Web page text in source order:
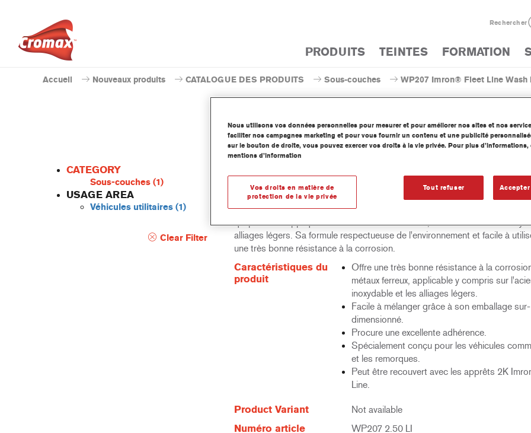
Rechercher
PRODUITS TEINTES FORMATION
Accueil Nouveaux produits CATALOGUE DES PRODUITS Sous-couches WP207 Imron® Fleet Line Wash
CATEGORY
Sous-couches (1)
USAGE AREA
Véhicules utilitaires (1)
Clear Filter
WP207 Imron® Fleet Line Wash
Imron Fleet Line Wash Primer WP207 est un primaire d'accrochage sans
qui peut être appliqué sur tous les métaux ferreux, notamment l'acier
alliages légers. Sa formule respectueuse de l'environnement et facile à
une très bonne résistance à la corrosion.
Caractéristiques du
produit
Offre une très bonne résistance à la
métaux ferreux, applicable y compris sur
inoxydable et les alliages légers.
Facile à mélanger grâce à son emballage sur-
dimensionné.
Procure une excellente adhérence.
Spécialement conçu pour les véhicules
et les remorques.
Peut être recouvert avec les apprêts 2K
Line.
Product Variant Not available
Numéro article WP207 2.50 LI
Nous utilisons vos données personnelles pour mesurer et pour améliorer nos sites et nos
faciliter nos campagnes marketing et pour vous fournir un contenu et une publicité
sur le bouton de droite, vous pouvez exercer vos droits à la vie privée. Pour plus
mentions d’information
Tout refuser
Vos droits en matière de
protection de la vie privée